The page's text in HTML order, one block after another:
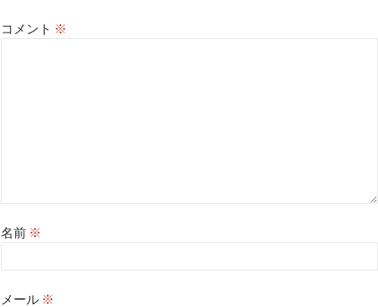
コメント ※
名前 ※
メール ※